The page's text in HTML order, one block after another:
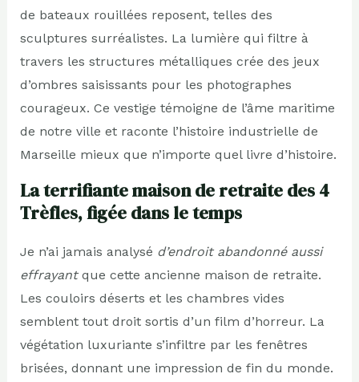
de bateaux rouillées reposent, telles des
sculptures surréalistes. La lumière qui filtre à
travers les structures métalliques crée des jeux
d’ombres saisissants pour les photographes
courageux. Ce vestige témoigne de l’âme maritime
de notre ville et raconte l’histoire industrielle de
Marseille mieux que n’importe quel livre d’histoire.
La terrifiante maison de retraite des 4
Trèfles, figée dans le temps
Je n’ai jamais analysé d’endroit abandonné aussi
effrayantque cette ancienne maison de retraite.
Les couloirs déserts et les chambres vides
semblent tout droit sortis d’un film d’horreur. La
végétation luxuriante s’infiltre par les fenêtres
brisées, donnant une impression de fin du monde.